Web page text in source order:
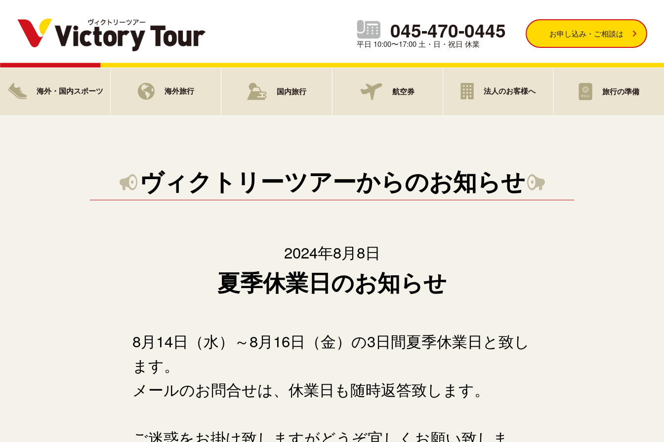
045-470-0445
平日 10:00〜17:00 土・日・祝日 休業
お申し込み・ご相談は
海外・国内スポーツ 海外旅行 国内旅行 航空券 法人のお客様へ 旅行の準備
ヴィクトリーツアーからのお知らせ
2024年8月8日
夏季休業日のお知らせ
8月14日（水）～8月16日（金）の3日間夏季休業日と致し
ます。
メールのお問合せは、休業日も随時返答致します。
ご迷惑をお掛け致しますがどうぞ宜しくお願い致しま